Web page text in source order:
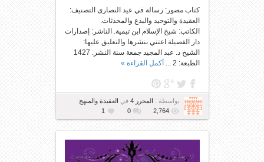
كتاب مصور: رسالة في عيد النصارى التصنيف:
العقيدة والتوحيد والبدع والمحدثات.
الكاتب: شيخ الإسلام ابن تيمية. الناشر: إصدارات
دار الفصيلة اعتني بنشرها والتعليق عليها:
الشيخ د. عبد المجيد جمعة سنة النشر: 1427
الطبعة: 2 ...
أكمل القراءة »
بواسطة : المحرر 4 في العقيدة والمنهج
2,764
0
1